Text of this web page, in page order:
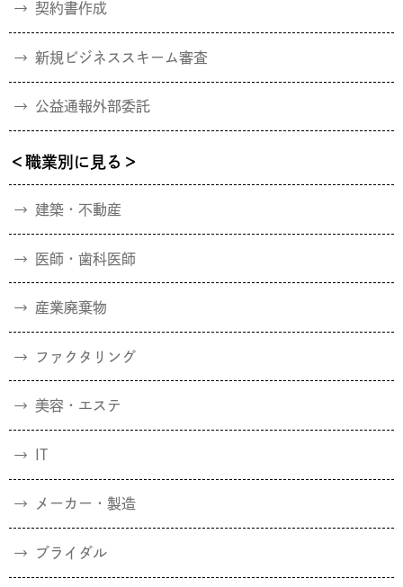
契約書作成
新規ビジネススキーム審査
公益通報外部委託
＜職業別に見る＞
建築・不動産
医師・歯科医師
産業廃棄物
ファクタリング
美容・エステ
IT
メーカー・製造
ブライダル